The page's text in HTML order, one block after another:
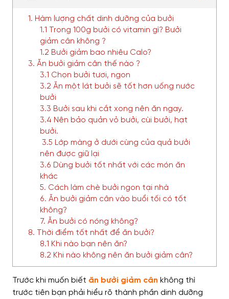
1. Hàm lượng chất dinh dưỡng của bưởi
1.1 Trong 100g bưởi có vitamin gì? Bưởi
giảm cân không ?
1.2 Bưởi giảm bao nhiêu Calo?
3. Ăn bưởi giảm cân thế nào ?
3.1 Chọn bưởi tươi, ngon
3.2 Ăn một lát bưởi sẽ tốt hơn uống nước
bưởi
3.3 Bưởi sau khi cắt xong nên ăn ngay.
3.4 Nên bảo quản vỏ bưởi, cùi bưởi, hạt
bưởi.
3.5 Lớp màng ở dưới cùng của quả bưởi
nên được giữ lại
3.6 Dùng bưởi tốt nhất với các món ăn
khác
5. Cách làm chè bưởi ngon tại nhà
6. Ăn bưởi giảm cân vào buổi tối có tốt
không?
7. Ăn bưởi có nóng không?
8. Thời điểm tốt nhất để ăn bưởi?
8.1 Khi nào bạn nên ăn?
8.2 Khi nào không nên ăn bưởi giảm cân?
Trước khi muốn biết ăn bưởi giảm cân không thì
trước tiên bạn phải hiểu rõ thành phần dinh dưỡng